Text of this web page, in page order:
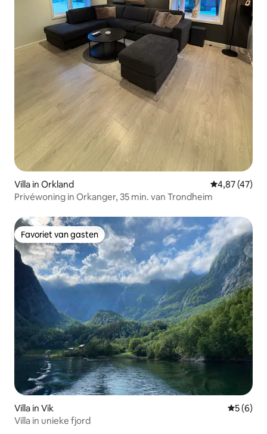
Villa in Orkland Gemiddelde
4,87 (47)
Privéwoning in Orkanger, 35 min. van Trondheim
Favoriet van gasten
Favoriet van gasten
Villa in Vik
5 (6)
Villa in unieke fjord